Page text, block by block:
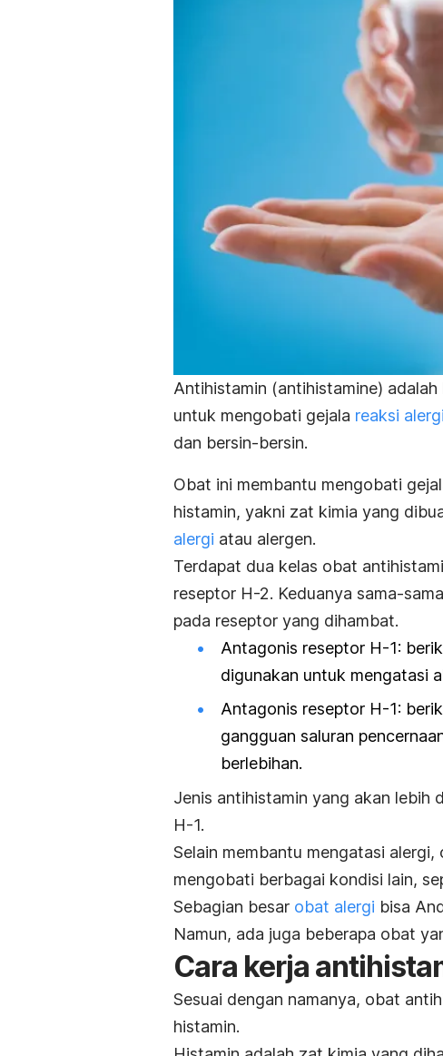
Antihistamin (antihistamine)
untuk mengobati gejala reaksi alergi
dan bersin-bersin.
Obat ini membantu mengobati
histamin, yakni zat kimia yang
alergi atau alergen.
Terdapat dua kelas obat
reseptor H-2. Keduanya sama-
pada reseptor yang dihambat.
Antagonis reseptor H-1:
digunakan untuk mengatasi
Antagonis reseptor H-1:
gangguan saluran
berlebihan.
Jenis antihistamin yang akan lebih
H-1.
Selain membantu mengatasi
mengobati berbagai kondisi lain,
Sebagian besar obat alergi bisa
Namun, ada juga beberapa obat
Cara kerja
Sesuai dengan namanya, obat
histamin.